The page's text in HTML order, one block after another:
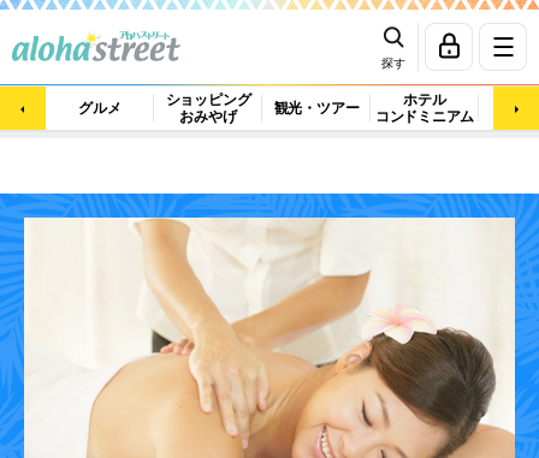
探す
グルメ
ショッピング
おみやげ
観光・ツアー
ホテル
コンドミニアム
マッ